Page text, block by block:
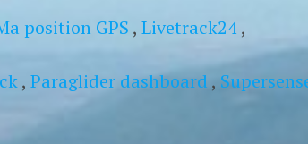
position GPS , Livetrack24,
, Paraglider dashboard ,